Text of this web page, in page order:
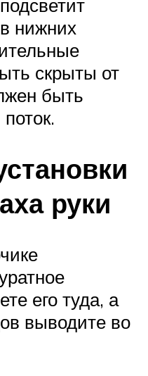
нижних
скрыты от
быть
руки
его туда, а
выводите во